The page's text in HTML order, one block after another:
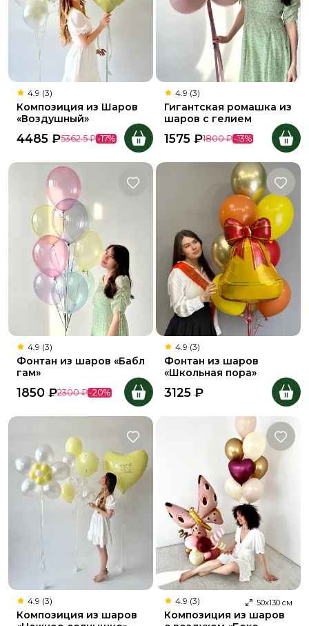
4.9 (3)
Композиция из Шаров
«Воздушный»
4485 ₽5362.5 ₽-17%
4.9 (3)
Гигантская ромашка из
шаров с гелием
1575 ₽1800 ₽-13%
4.9 (3)
Фонтан из шаров «Бабл
гам»
1850 ₽2300 ₽-20%
4.9 (3)
Фонтан из шаров
«Школьная пора»
3125 ₽
4.9 (3)
Композиция из шаров
4.9 (3) 50х130 см
Композиция из шаров